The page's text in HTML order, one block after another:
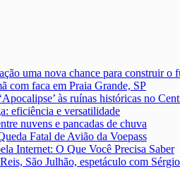
uma nova chance para construir o
com faca em Praia Grande, SP
às ruínas históricas no
eficiência e versatilidade
nuvens e pancadas de chuva
Fatal de Avião da Voepass
Internet: O Que Você Precisa Saber
São Julhão, espetáculo com